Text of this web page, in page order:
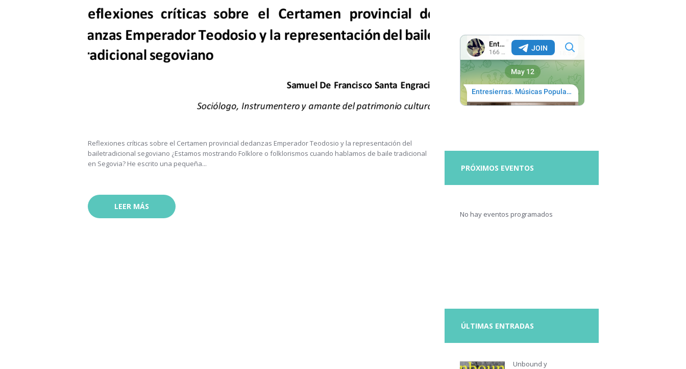
Reflexiones críticas sobre el Certamen provincial dedanzas Emperador Teodosio y la representación del
bailetradicional segoviano ¿Estamos mostrando Folklore o folklorismos cuando hablamos de baile tradicional
en Segovia? He escrito una pequeña...
LEER MÁS
PRÓXIMOS EVENTOS
No hay eventos programados
ÚLTIMAS ENTRADAS
Unbound y